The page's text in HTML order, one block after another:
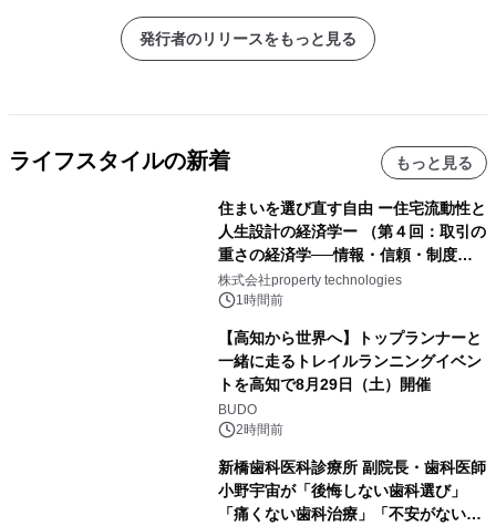
発行者のリリースをもっと見る
ライフスタイルの新着 もっと見る
住まいを選び直す自由 ー住宅流動性と
人生設計の経済学ー （第４回：取引の
重さの経済学──情報・信頼・制度を
PropTechはどう組み替えるか）｜
PropTech-Lab
株式会社property technologies
1時間前
【高知から世界へ】トップランナーと
一緒に走るトレイルランニングイベン
トを高知で8月29日（土）開催
BUDO
2時間前
新橋歯科医科診療所 副院長・歯科医師
小野宇宙が「後悔しない歯科選び」
「痛くない歯科治療」「不安がない治